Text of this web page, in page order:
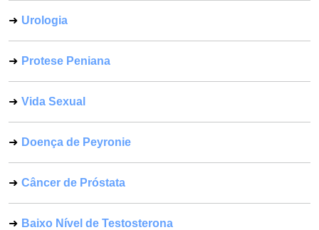
Urologia
Protese Peniana
Vida Sexual
Doença de Peyronie
Câncer de Próstata
Baixo Nível de Testosterona